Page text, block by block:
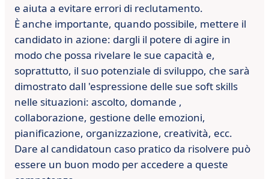
e aiuta a evitare errori di reclutamento.
È anche importante, quando possibile, mettere il
candidato in azione: dargli il potere di agire in
modo che possa rivelare le sue capacità e,
soprattutto, il suo potenziale di sviluppo, che sarà
dimostrato dall 'espressione delle sue soft skills
nelle situazioni: ascolto, domande ,
collaborazione, gestione delle emozioni,
pianificazione, organizzazione, creatività, ecc.
Dare al candidatoun caso pratico da risolvere può
essere un buon modo per accedere a queste